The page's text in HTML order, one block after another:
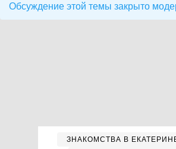
Обсуждение этой темы закрыто
ЗНАКОМСТВА В